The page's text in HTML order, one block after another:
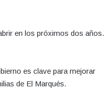
en los próximos dos años.
es clave para mejorar
de El Marqués.